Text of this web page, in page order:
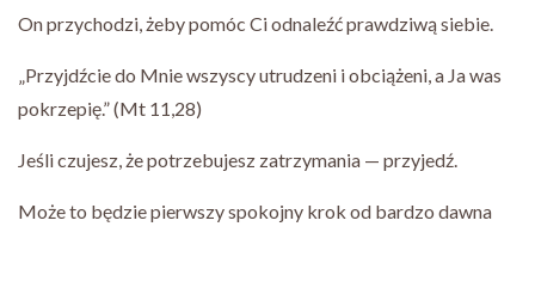
On przychodzi, żeby pomóc Ci odnaleźć prawdziwą siebie.
„Przyjdźcie do Mnie wszyscy utrudzeni i obciążeni, a Ja was
pokrzepię.” (Mt 11,28)
Jeśli czujesz, że potrzebujesz zatrzymania — przyjedź.
Może to będzie pierwszy spokojny krok od bardzo dawna